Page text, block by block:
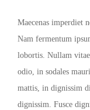
Maecenas imperdiet
Nam fermentum
lobortis. Nullam
odio, in sodales
mattis, in dignissim
dignissim. Fusce